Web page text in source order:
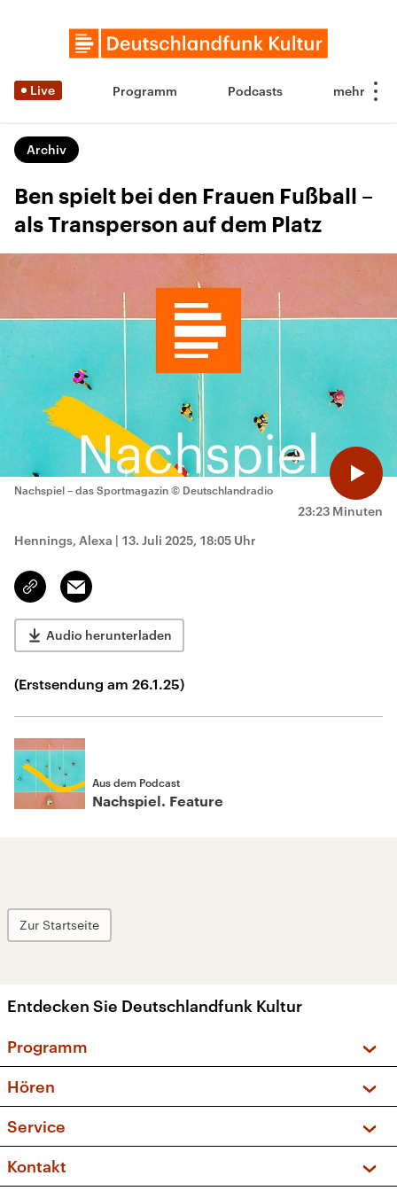
Live Programm Podcasts
Archiv
Ben spielt bei den Frauen Fußball –
als Transperson auf dem Platz
23:23 Minuten
Nachspiel – das Sportmagazin © Deutschlandradio
Hennings, Alexa | 13. Juli 2025, 18:05 Uhr
Link
kopieren/teilen
Email
Audio herunterladen
(Erstsendung am 26.1.25)
Aus dem Podcast
Nachspiel. Feature
Zur Startseite
Entdecken Sie Deutschlandfunk Kultur
Programm
Sendungen und Podcasts
Musikliste
Kakadu – Das Kinderprogramm
Hören
Frequenzen (UKW + DAB+)
Service
FAQ
Kontakt